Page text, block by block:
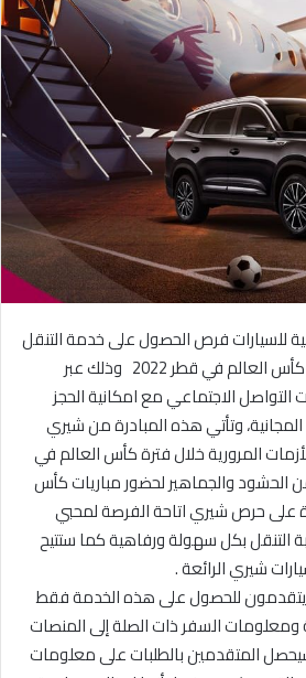
للسيارات فرص الحصول على خدمة التنقل
المجانية لجماهير مونديال كأس العالم في قطر 2022 وذلك عبر
الاجتماعي مع امكانية الحجز
وتأتي هذه المبادرة من شيري
المرورية خلال فترة كأس العالم في
الحشود والجماهير لحضور مباريات كأس
على حرص شيري اتاحة الفرصة لمحبي
التنقل بكل سهولة ورفاهية كما ستتيح
شيري الرائعة .
يتقدمون للحصول على هذه الخدمة فقط
ومعلومات السفر ذات الصلة إلى المنصات
المتقدمين بالطلبات على معلومات